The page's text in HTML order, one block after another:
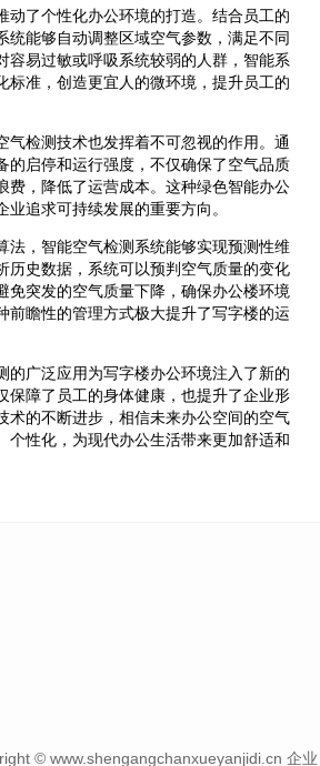
动了个性化办公环境的打造。结合员工的
统能够自动调整区域空气参数，满足不同
容易过敏或呼吸系统较弱的人群，智能系
标准，创造更宜人的微环境，提升员工的
气检测技术也发挥着不可忽视的作用。通
的启停和运行强度，不仅确保了空气品质
费，降低了运营成本。这种绿色智能办公
追求可持续发展的重要方向。
法，智能空气检测系统能够实现预测性维
历史数据，系统可以预判空气质量的变化
免突发的空气质量下降，确保办公楼环境
前瞻性的管理方式极大提升了写字楼的运
的广泛应用为写字楼办公环境注入了新的
保障了员工的身体健康，也提升了企业形
术的不断进步，相信未来办公空间的空气
个性化，为现代办公生活带来更加舒适和
© www.shengangchanxueyanjidi.cn 企业